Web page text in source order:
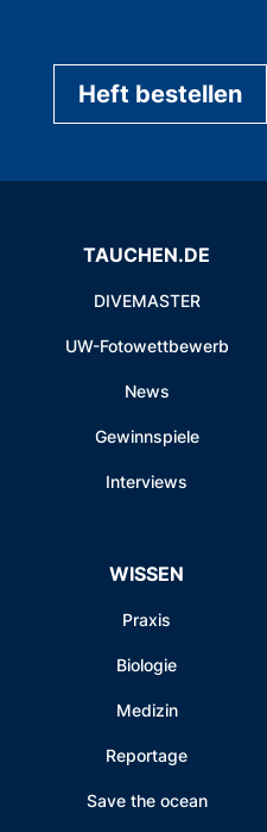
Heft bestellen
TAUCHEN.DE
DIVEMASTER
UW-Fotowettbewerb
News
Gewinnspiele
Interviews
WISSEN
Praxis
Biologie
Medizin
Reportage
Save the ocean